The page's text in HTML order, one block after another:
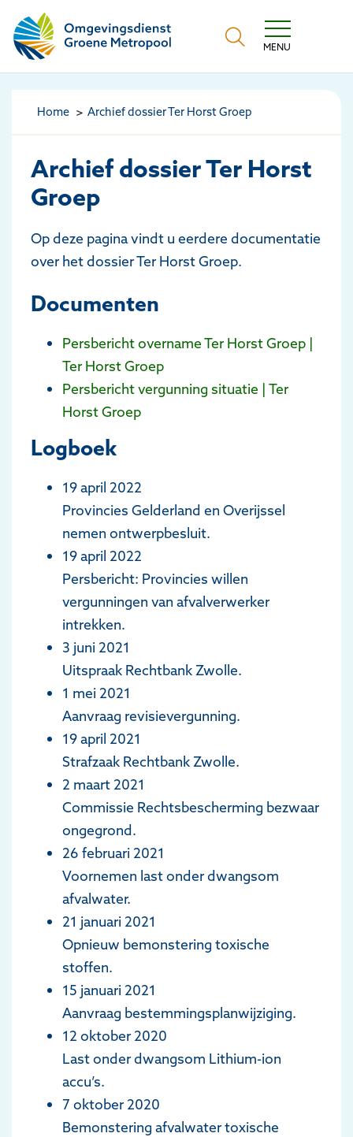
Omgevingsdienst Groene Metropool
MENU
Home Archief dossier Ter Horst Groep
Archief dossier Ter Horst
Groep
Op deze pagina vindt u eerdere documentatie
over het dossier Ter Horst Groep.
Documenten
Persbericht overname Ter Horst Groep |
Ter Horst Groep
Persbericht vergunning situatie | Ter
Horst Groep
Logboek
19 april 2022
Provincies Gelderland en Overijssel
nemen ontwerpbesluit.
19 april 2022
Persbericht: Provincies willen
vergunningen van afvalverwerker
intrekken.
3 juni 2021
Uitspraak Rechtbank Zwolle.
1 mei 2021
Aanvraag revisievergunning.
19 april 2021
Strafzaak Rechtbank Zwolle.
2 maart 2021
Commissie Rechtsbescherming bezwaar
ongegrond.
26 februari 2021
Voornemen last onder dwangsom
afvalwater.
21 januari 2021
Opnieuw bemonstering toxische
stoffen.
15 januari 2021
Aanvraag bestemmingsplanwijziging.
12 oktober 2020
Last onder dwangsom Lithium-ion
accu’s.
7 oktober 2020
Bemonstering afvalwater toxische